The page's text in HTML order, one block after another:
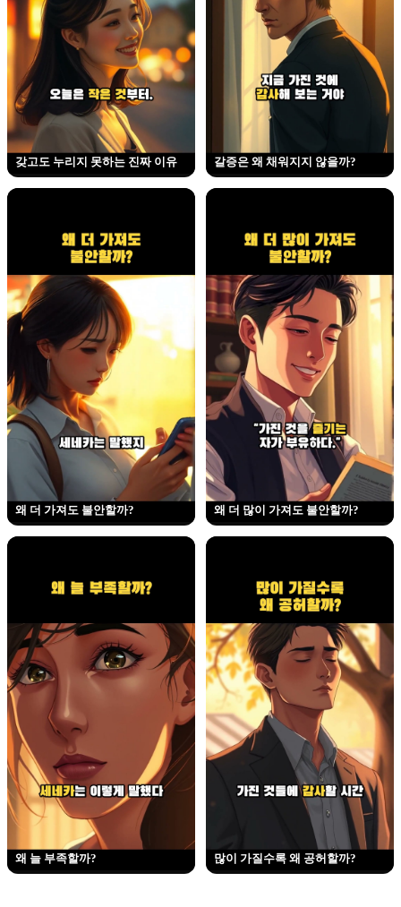
갖고도 누리지 못하는 진짜 이유 갈증은 왜 채워지지 않을까?
왜 더 가져도 불안할까? 왜 더 많이 가져도 불안할까?
왜 늘 부족할까? 많이 가질수록 왜 공허할까?